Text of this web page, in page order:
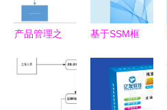
产品管理之
龙果到大使
命——浅谈
基于SSM框
厂产品分拣
系统设计与